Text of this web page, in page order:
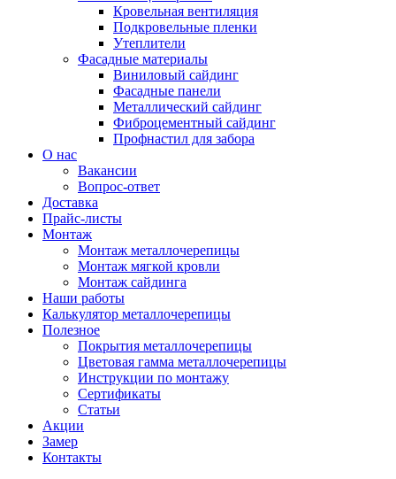
Кровельная вентиляция
Подкровельные пленки
Утеплители
Фасадные материалы
Виниловый сайдинг
Фасадные панели
Металлический сайдинг
Фиброцементный сайдинг
Профнастил для забора
О нас
Вакансии
Вопрос-ответ
Доставка
Прайс-листы
Монтаж
Монтаж металлочерепицы
Монтаж мягкой кровли
Монтаж сайдинга
Наши работы
Калькулятор металлочерепицы
Полезное
Покрытия металлочерепицы
Цветовая гамма металлочерепицы
Инструкции по монтажу
Сертификаты
Статьи
Акции
Замер
Контакты